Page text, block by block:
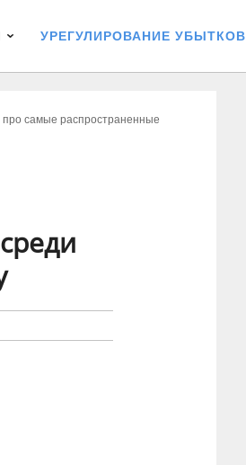
УРЕГУЛИРОВАНИЕ УБЫТКОВ
про самые распространенные